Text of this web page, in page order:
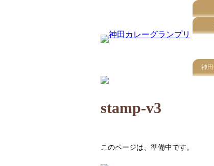
神
stamp-v3
このページは、準備中です。